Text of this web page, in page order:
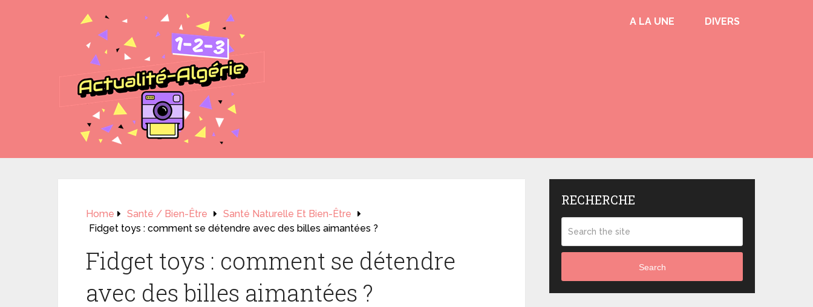
A LA UNE DIVERS
Home Santé / Bien-Être
Santé Naturelle Et Bien-Être
Fidget toys : comment se détendre avec des billes aimantées ?
Fidget toys : comment se détendre
avec des billes aimantées ?
RECHERCHE
Search